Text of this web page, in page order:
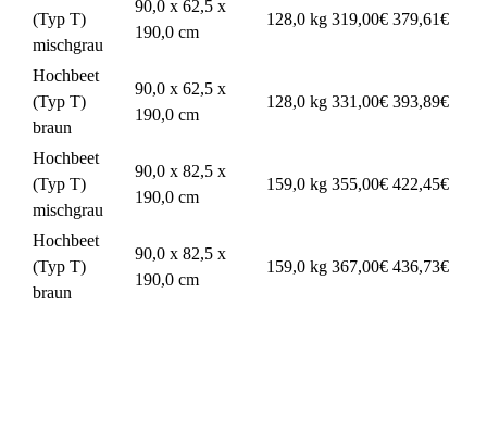
(Typ T)
mischgrau
90,0 x 62,5 x
190,0 cm
128,0 kg 319,00€ 379,61€
Hochbeet
(Typ T)
braun
90,0 x 62,5 x
190,0 cm
128,0 kg 331,00€ 393,89€
Hochbeet
(Typ T)
mischgrau
90,0 x 82,5 x
190,0 cm
159,0 kg 355,00€ 422,45€
Hochbeet
(Typ T)
braun
90,0 x 82,5 x
190,0 cm
159,0 kg 367,00€ 436,73€